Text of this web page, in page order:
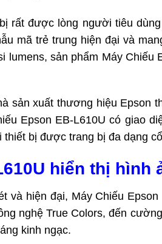
rất được lòng người tiêu
mã trẻ trung hiện đại và
lumens, sản phẩm Máy
sản xuất thương hiệu
Epson EB-L610U có giao
bị được trang bị đa dạng
hiển thị hình
và hiện đại, Máy Chiếu
nghệ True Colors, đến
kinh ngạc.